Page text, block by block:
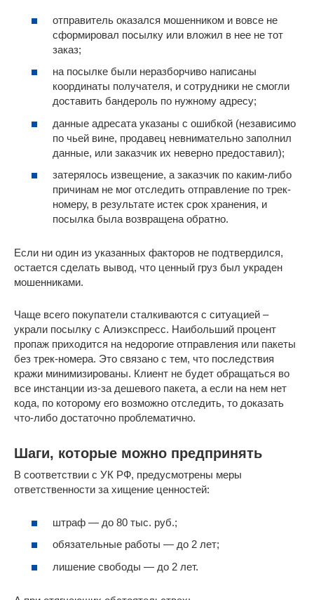
отправитель оказался мошенником и вовсе не
сформировал посылку или вложил в нее не тот
заказ;
на посылке были неразборчиво написаны
координаты получателя, и сотрудники не смогли
доставить бандероль по нужному адресу;
данные адресата указаны с ошибкой (независимо
по чьей вине, продавец невнимательно заполнил
данные, или заказчик их неверно предоставил);
затерялось извещение, а заказчик по каким-либо
причинам не мог отследить отправление по трек-
номеру, в результате истек срок хранения, и
посылка была возвращена обратно.
Если ни один из указанных факторов не подтвердился,
остается сделать вывод, что ценный груз был украден
мошенниками.
Чаще всего покупатели сталкиваются с ситуацией ‒
украли посылку с Алиэкспресс. Наибольший процент
пропаж приходится на недорогие отправления или пакеты
без трек-номера. Это связано с тем, что последствия
кражи минимизированы. Клиент не будет обращаться во
все инстанции из-за дешевого пакета, а если на нем нет
кода, по которому его возможно отследить, то доказать
что-либо достаточно проблематично.
Шаги, которые можно предпринять
В соответствии с УК РФ, предусмотрены меры
ответственности за хищение ценностей:
штраф — до 80 тыс. руб.;
обязательные работы — до 2 лет;
лишение свободы — до 2 лет.